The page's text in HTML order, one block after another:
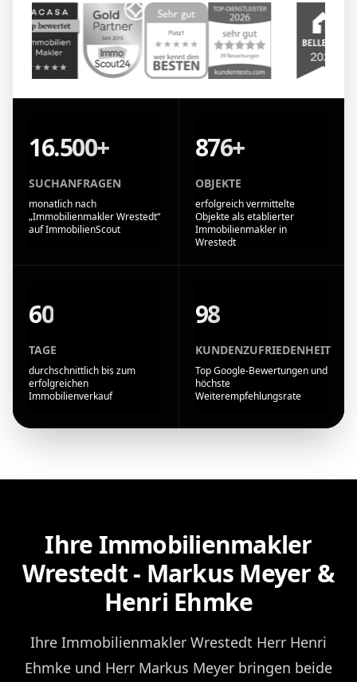
16.500+
SUCHANFRAGEN
monatlich nach
„Immobilienmakler Wrestedt“
auf ImmobilienScout
876+
OBJEKTE
erfolgreich vermittelte
Objekte als etablierter
Immobilienmakler in
Wrestedt
60
TAGE
durchschnittlich bis zum
erfolgreichen
Immobilienverkauf
98
KUNDENZUFRIEDENHEIT
Top Google-Bewertungen und
höchste
Weiterempfehlungsrate
Ihre Immobilienmakler
Wrestedt - Markus Meyer &
Henri Ehmke
Ihre Immobilienmakler Wrestedt Herr Henri
Ehmke und Herr Markus Meyer bringen beide